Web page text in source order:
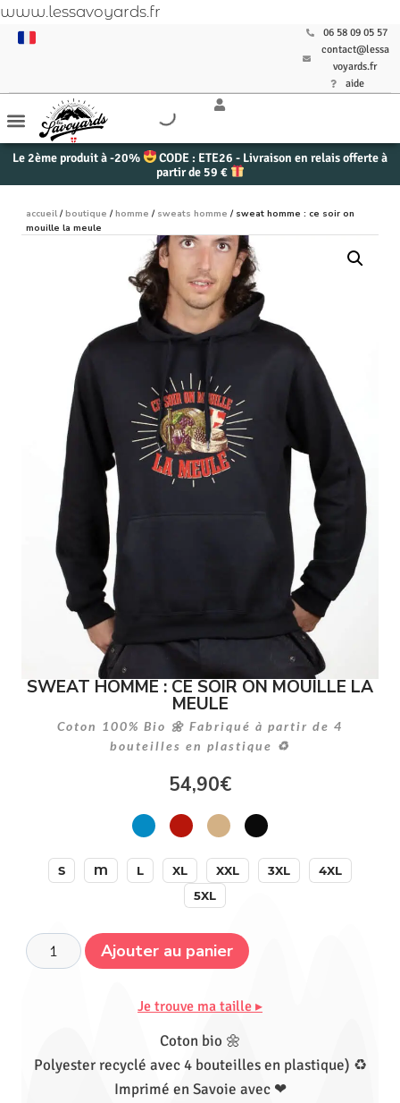
www.lessavoyards.fr
06 58 09 05 57
contact@lessa
voyards.fr
aide
Le 2ème produit à -20%
CODE : ETE26 - Livraison en relais offerte à
partir de 59 €
accueil / boutique / homme / sweats homme / sweat homme : ce soir on
mouille la meule
SWEAT HOMME : CE SOIR ON MOUILLE LA
MEULE
Coton 100% Bio 🌼 Fabriqué à partir de 4
bouteilles en plastique ♻
54,90€
S M L XL XXL 3XL
4XL
5XL
Ajouter au panier
Je trouve ma taille ▸
Coton bio 🌼
Polyester recyclé avec 4 bouteilles en plastique) ♻
Imprimé en Savoie avec ❤